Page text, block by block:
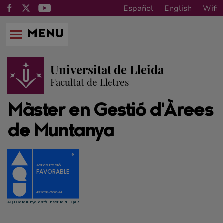
Español English Wifi
MENU
Universitat de Lleida
Facultat de Lletres
Màster en Gestió d'Àrees
de Muntanya